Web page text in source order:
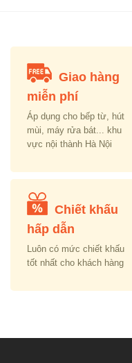
Giao hàng
miễn phí
Áp dụng cho bếp từ, hút
mùi, máy rửa bát... khu
vực nội thành Hà Nội
Chiết khấu
hấp dẫn
Luôn có mức chiết khấu
tốt nhất cho khách hàng